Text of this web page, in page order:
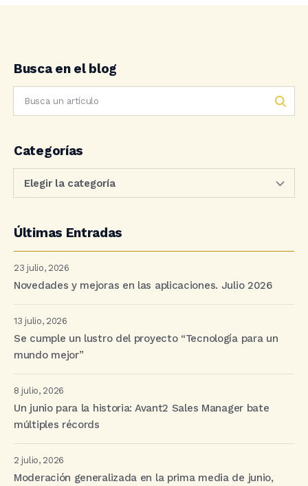
Busca en el blog
Categorías
Últimas Entradas
23 julio, 2026
Novedades y mejoras en las aplicaciones. Julio 2026
13 julio, 2026
Se cumple un lustro del proyecto “Tecnología para un
mundo mejor”
8 julio, 2026
Un junio para la historia: Avant2 Sales Manager bate
múltiples récords
2 julio, 2026
Moderación generalizada en la prima media de junio,